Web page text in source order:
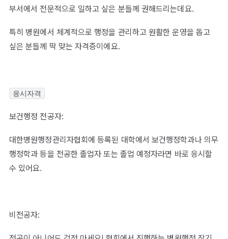
부서에서 전문적으로 일하고 싶은 분들께 권해드리는데요.
특히 병원에서 체계적으로 행정을 관리하고 원활한 운영을 돕고
싶은 분들께 딱 맞는 자격증이에요.
응시자격
보건행정 전공자:
대한병원행정관리자협회에 등록된 대학에서 보건행정학과나 의무
행정학과 등을 전공한 졸업자 또는 졸업 예정자라면 바로 응시할
수 있어요.
비전공자: